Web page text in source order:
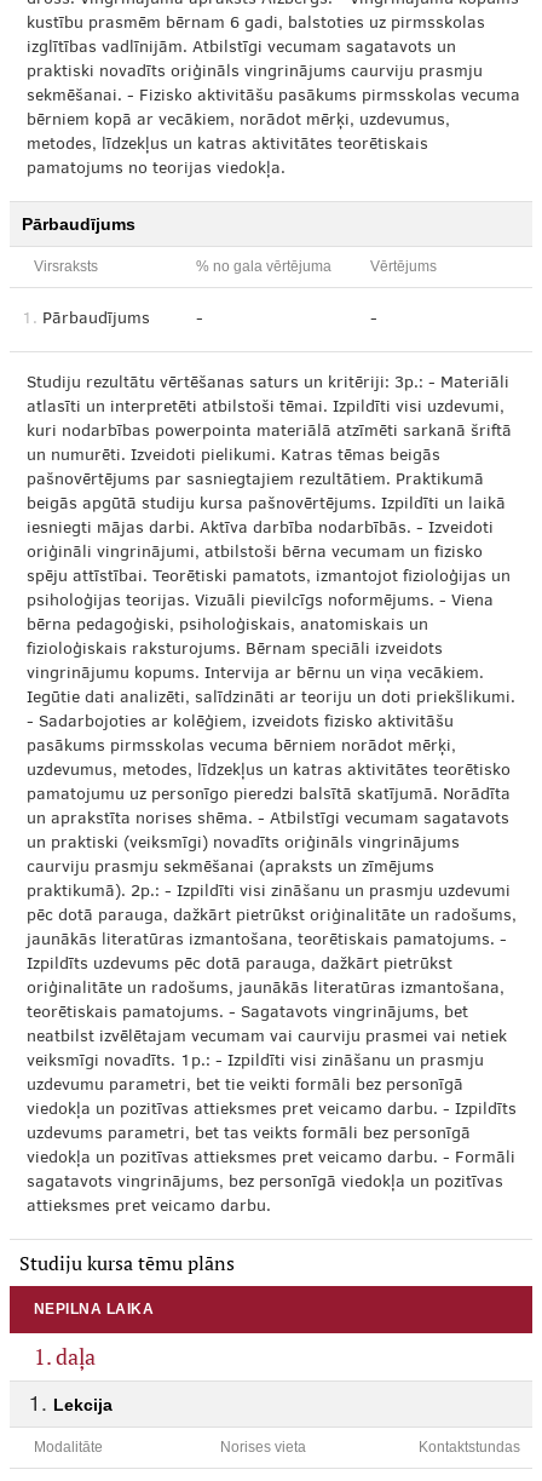
kustību prasmēm bērnam 6 gadi, balstoties uz pirmsskolas
izglītības vadlīnijām. Atbilstīgi vecumam sagatavots un
praktiski novadīts oriģināls vingrinājums caurviju prasmju
sekmēšanai. - Fizisko aktivitāšu pasākums pirmsskolas vecuma
bērniem kopā ar vecākiem, norādot mērķi, uzdevumus,
metodes, līdzekļus un katras aktivitātes teorētiskais
pamatojums no teorijas viedokļa.
Pārbaudījums
Virsraksts % no gala vērtējuma Vērtējums
1. Pārbaudījums - -
Studiju rezultātu vērtēšanas saturs un kritēriji: 3p.: - Materiāli
atlasīti un interpretēti atbilstoši tēmai. Izpildīti visi uzdevumi,
kuri nodarbības powerpointa materiālā atzīmēti sarkanā šriftā
un numurēti. Izveidoti pielikumi. Katras tēmas beigās
pašnovērtējums par sasniegtajiem rezultātiem. Praktikumā
beigās apgūtā studiju kursa pašnovērtējums. Izpildīti un laikā
iesniegti mājas darbi. Aktīva darbība nodarbībās. - Izveidoti
oriģināli vingrinājumi, atbilstoši bērna vecumam un fizisko
spēju attīstībai. Teorētiski pamatots, izmantojot fizioloģijas un
psiholoģijas teorijas. Vizuāli pievilcīgs noformējums. - Viena
bērna pedagoģiski, psiholoģiskais, anatomiskais un
fizioloģiskais raksturojums. Bērnam speciāli izveidots
vingrinājumu kopums. Intervija ar bērnu un viņa vecākiem.
Iegūtie dati analizēti, salīdzināti ar teoriju un doti priekšlikumi.
- Sadarbojoties ar kolēģiem, izveidots fizisko aktivitāšu
pasākums pirmsskolas vecuma bērniem norādot mērķi,
uzdevumus, metodes, līdzekļus un katras aktivitātes teorētisko
pamatojumu uz personīgo pieredzi balsītā skatījumā. Norādīta
un aprakstīta norises shēma. - Atbilstīgi vecumam sagatavots
un praktiski (veiksmīgi) novadīts oriģināls vingrinājums
caurviju prasmju sekmēšanai (apraksts un zīmējums
praktikumā). 2p.: - Izpildīti visi zināšanu un prasmju uzdevumi
pēc dotā parauga, dažkārt pietrūkst oriģinalitāte un radošums,
jaunākās literatūras izmantošana, teorētiskais pamatojums. -
Izpildīts uzdevums pēc dotā parauga, dažkārt pietrūkst
oriģinalitāte un radošums, jaunākās literatūras izmantošana,
teorētiskais pamatojums. - Sagatavots vingrinājums, bet
neatbilst izvēlētajam vecumam vai caurviju prasmei vai netiek
veiksmīgi novadīts. 1p.: - Izpildīti visi zināšanu un prasmju
uzdevumu parametri, bet tie veikti formāli bez personīgā
viedokļa un pozitīvas attieksmes pret veicamo darbu. - Izpildīts
uzdevums parametri, bet tas veikts formāli bez personīgā
viedokļa un pozitīvas attieksmes pret veicamo darbu. - Formāli
sagatavots vingrinājums, bez personīgā viedokļa un pozitīvas
attieksmes pret veicamo darbu.
Studiju kursa tēmu plāns
NEPILNA LAIKA
1. daļa
Lekcija
Modalitāte Norises vieta Kontaktstundas